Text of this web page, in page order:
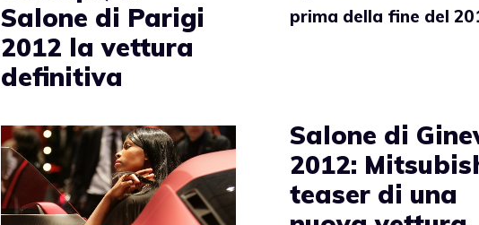
prima della fine del
Salone di Parigi
2012 la vettura
definitiva
Salone di
2012:
teaser di una